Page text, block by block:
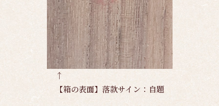
↑
【箱の表面】落款サイン：自題